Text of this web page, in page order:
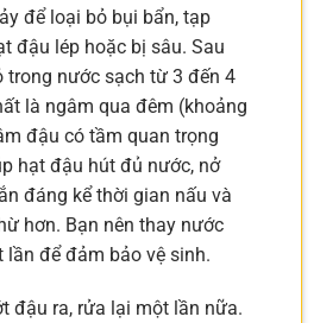
để loại bỏ bụi bẩn, tạp
đậu lép hoặc bị sâu. Sau
trong nước sạch từ 3 đến 4
là ngâm qua đêm (khoảng
đậu có tầm quan trọng
hạt đậu hút đủ nước, nở
đáng kể thời gian nấu và
hơn. Bạn nên thay nước
để đảm bảo vệ sinh.
đậu ra, rửa lại một lần nữa.